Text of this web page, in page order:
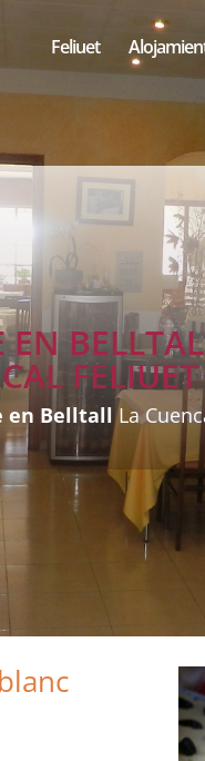
Feliuet
EN
CAL FELIUET
en BelltallLa